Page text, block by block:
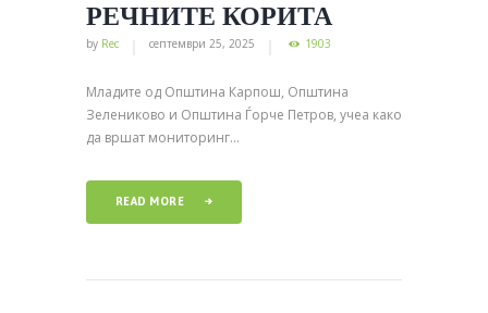
РЕЧНИТЕ КОРИТА
by Rec септември 25, 2025 1903
Младите од Општина Карпош, Општина
Зелениково и Општина Ѓорче Петров, учеа како
да вршат мониторинг...
READ MORE